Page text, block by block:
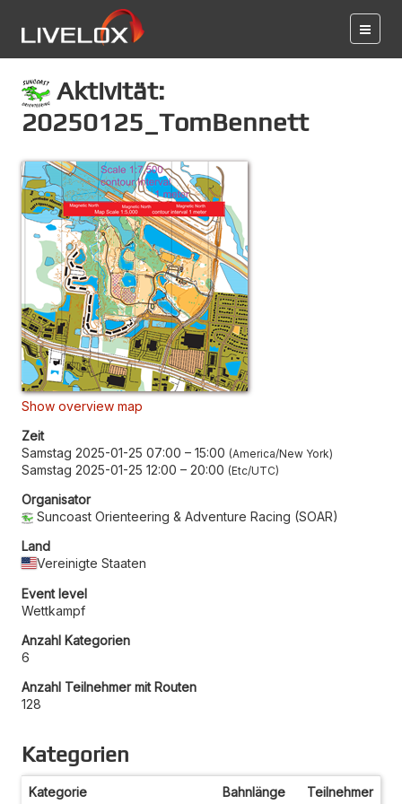
Aktivität:
20250125_TomBennett
Show overview map
Zeit
Samstag 2025-01-25 07:00 – 15:00 America/New York
Samstag 2025-01-25 12:00 – 20:00 Etc/UTC
Organisator
Suncoast Orienteering & Adventure Racing (SOAR)
Land
Vereinigte Staaten
Event level
Wettkampf
Anzahl Kategorien
6
Anzahl Teilnehmer mit Routen
128
Kategorien
Kategorie Bahnlänge Teilnehmer